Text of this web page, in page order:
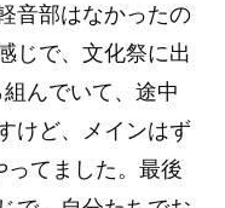
部はなかったの
じで、文化祭に出
んでいて、途中
けど、メインはず
てました。最後